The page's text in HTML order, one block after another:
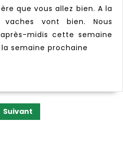
vont bien. Nous
midis cette semaine
semaine prochaine
Suivant